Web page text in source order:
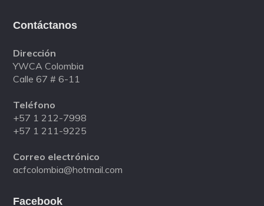
Contáctanos
Dirección
YWCA Colombia
Calle 67 # 6-11
Teléfono
+57 1 212-7998
+57 1 211-9225
Correo electrónico
acfcolombia@hotmail.com
Facebook